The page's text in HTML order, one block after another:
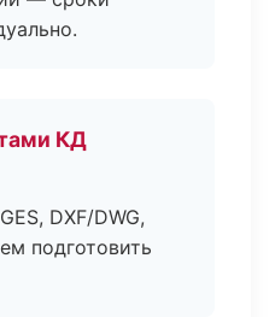
КД
DXF/DWG,
подготовить